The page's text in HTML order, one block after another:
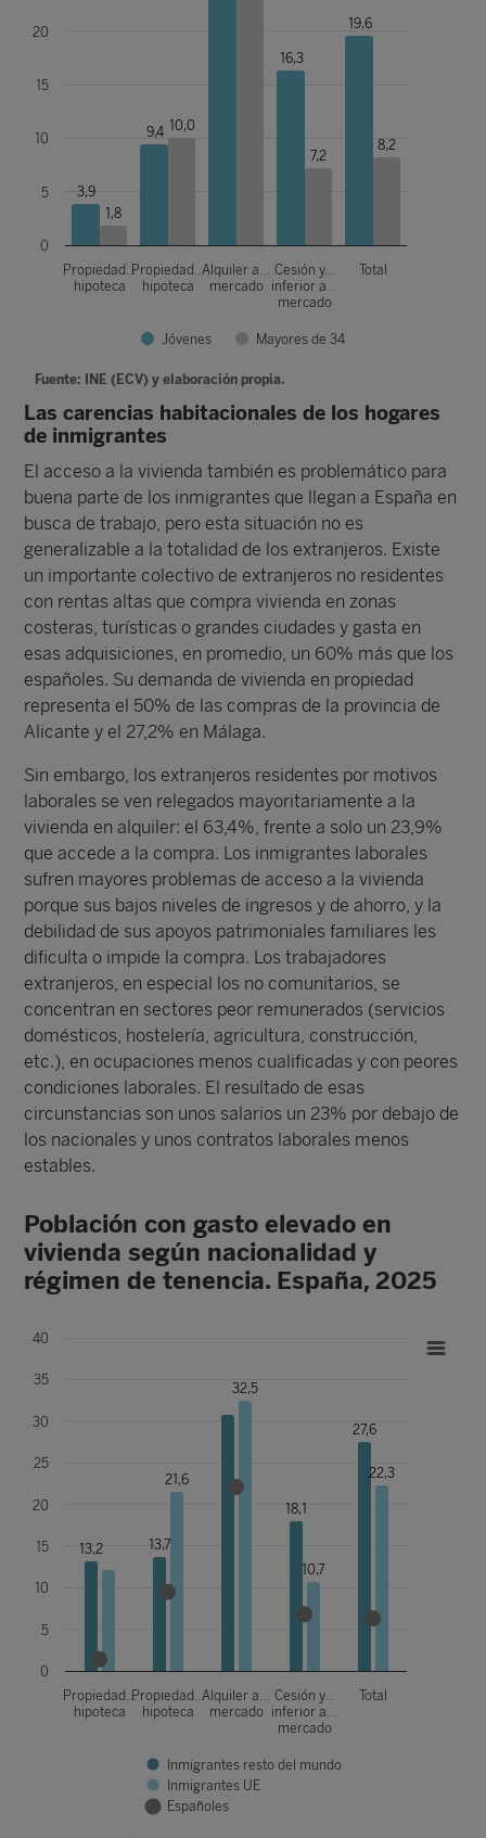
Fuente: INE (ECV) y elaboración propia.
3,9
9,4
16,3
19,6
1,8
10,0
7,2
8,2
Jóvenes Mayores de 34
Propiedad…
hipoteca
Propiedad…
hipoteca
Alquiler a…
mercado
Cesión y…
inferior a…
mercado
Total
0
5
10
15
20
Las carencias habitacionales de los hogares
de inmigrantes
El acceso a la vivienda también es problemático para
buena parte de los inmigrantes que llegan a España en
busca de trabajo, pero esta situación no es
generalizable a la totalidad de los extranjeros. Existe
un importante colectivo de extranjeros no residentes
con rentas altas que compra vivienda en zonas
costeras, turísticas o grandes ciudades y gasta en
esas adquisiciones, en promedio, un 60% más que los
españoles. Su demanda de vivienda en propiedad
representa el 50% de las compras de la provincia de
Alicante y el 27,2% en Málaga.
Sin embargo, los extranjeros residentes por motivos
laborales se ven relegados mayoritariamente a la
vivienda en alquiler: el 63,4%, frente a solo un 23,9%
que accede a la compra. Los inmigrantes laborales
sufren mayores problemas de acceso a la vivienda
porque sus bajos niveles de ingresos y de ahorro, y la
debilidad de sus apoyos patrimoniales familiares les
dificulta o impide la compra. Los trabajadores
extranjeros, en especial los no comunitarios, se
concentran en sectores peor remunerados (servicios
domésticos, hostelería, agricultura, construcción,
etc.), en ocupaciones menos cualificadas y con peores
condiciones laborales. El resultado de esas
circunstancias son unos salarios un 23% por debajo de
los nacionales y unos contratos laborales menos
estables.
Población con gasto elevado en
vivienda según nacionalidad y
régimen de tenencia. España, 2025
13,2 13,7
18,1
27,6
21,6
32,5
10,7
22,3
Inmigrantes resto del mundo
Inmigrantes UE
Españoles
Propiedad…
hipoteca
Propiedad…
hipoteca
Alquiler a…
mercado
Cesión y…
inferior a…
mercado
Total
0
5
10
15
20
25
30
35
40